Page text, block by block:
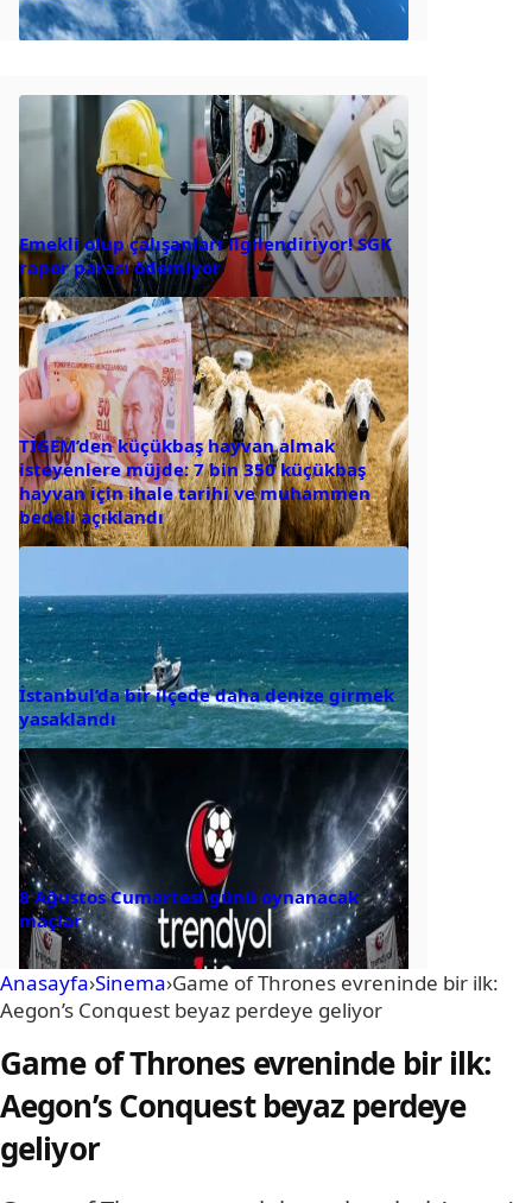
Emekli olup çalışanları ilgilendiriyor! SGK
rapor parası ödemiyor
TİGEM’den küçükbaş hayvan almak
isteyenlere müjde: 7 bin 350 küçükbaş
hayvan için ihale tarihi ve muhammen
bedeli açıklandı
İstanbul’da bir ilçede daha denize girmek
yasaklandı
8 Ağustos Cumartesi günü oynanacak
maçlar
Anasayfa›Sinema›Game of Thrones evreninde bir ilk:
Aegon’s Conquest beyaz perdeye geliyor
Game of Thrones evreninde bir ilk:
Aegon’s Conquest beyaz perdeye
geliyor